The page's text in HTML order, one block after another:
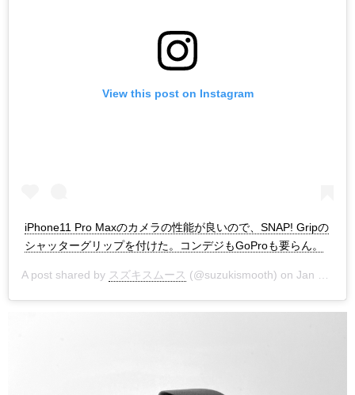
View this post on Instagram
iPhone11 Pro Maxのカメラの性能が良いので、SNAP! Gripの
シャッターグリップを付けた。コンデジもGoProも要らん。
A post shared by スズキスムース (@suzukismooth) on Jan 10, 2020 at 2:38am PST